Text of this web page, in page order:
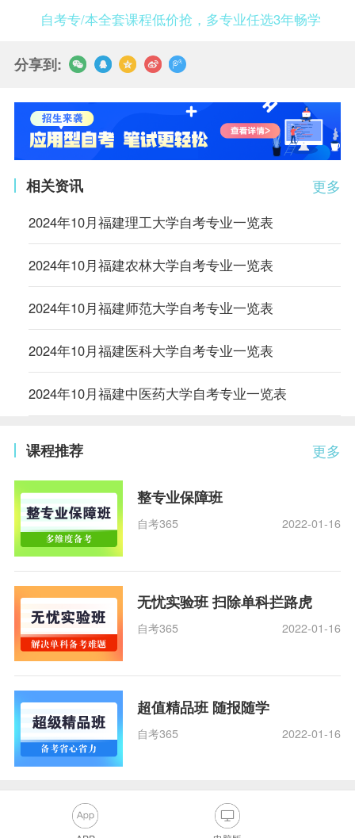
自考专/本全套课程低价抢，多专业任选3年畅学
分享到:
更多
相关资讯
2024年10月福建理工大学自考专业一览表
2024年10月福建农林大学自考专业一览表
2024年10月福建师范大学自考专业一览表
2024年10月福建医科大学自考专业一览表
2024年10月福建中医药大学自考专业一览表
更多
课程推荐
整专业保障班
自考365 2022-01-16
无忧实验班 扫除单科拦路虎
自考365 2022-01-16
超值精品班 随报随学
自考365 2022-01-16